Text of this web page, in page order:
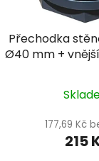
Přechodka
Ø40 mm + vnější
177,69 Kč
215